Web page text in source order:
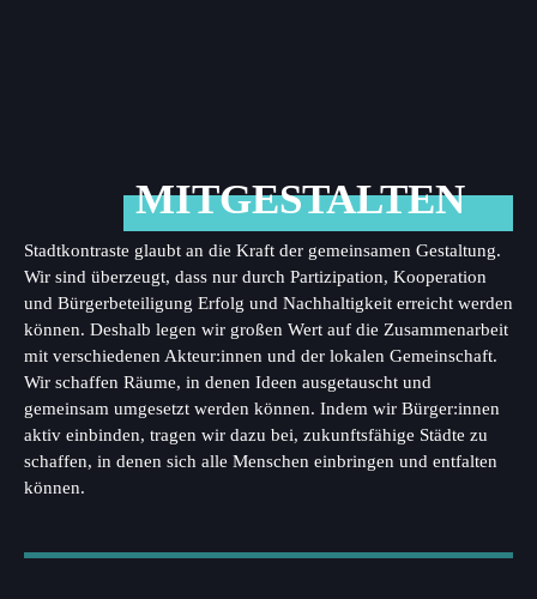
MITGESTALTEN
Stadtkontraste glaubt an die Kraft der gemeinsamen Gestaltung.
Wir sind überzeugt, dass nur durch Partizipation, Kooperation
und Bürgerbeteiligung Erfolg und Nachhaltigkeit erreicht werden
können. Deshalb legen wir großen Wert auf die Zusammenarbeit
mit verschiedenen Akteur:innen und der lokalen Gemeinschaft.
Wir schaffen Räume, in denen Ideen ausgetauscht und
gemeinsam umgesetzt werden können. Indem wir Bürger:innen
aktiv einbinden, tragen wir dazu bei, zukunftsfähige Städte zu
schaffen, in denen sich alle Menschen einbringen und entfalten
können.